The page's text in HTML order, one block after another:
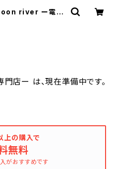
river ー電子
店ー は、現在準備中です。
の購入で
無料
がおすすめです